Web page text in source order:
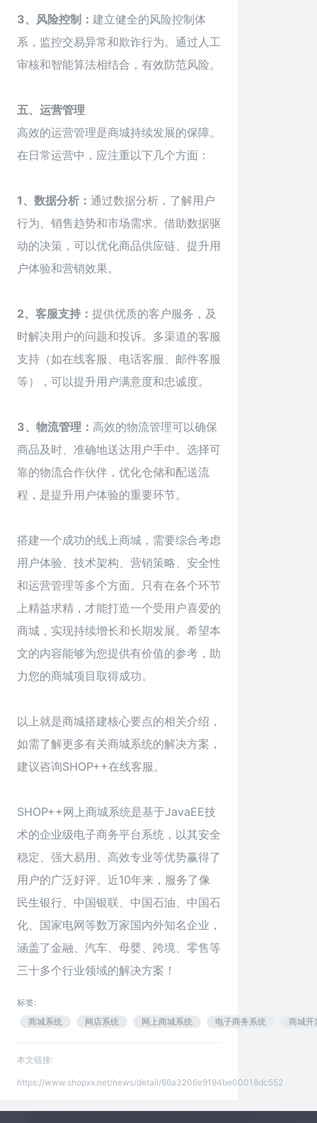
3、风险控制： 建立健全的风险控制体
系，监控交易异常和欺诈行为。通过人工
审核和智能算法相结合，有效防范风险。
五、运营管理
高效的运营管理是商城持续发展的保障。
在日常运营中，应注重以下几个方面：
1、数据分析： 通过数据分析，了解用户
行为、销售趋势和市场需求。借助数据驱
动的决策，可以优化商品供应链、提升用
户体验和营销效果。
2、客服支持： 提供优质的客户服务，及
时解决用户的问题和投诉。多渠道的客服
支持（如在线客服、电话客服、邮件客服
等），可以提升用户满意度和忠诚度。
3、物流管理： 高效的物流管理可以确保
商品及时、准确地送达用户手中。选择可
靠的物流合作伙伴，优化仓储和配送流
程，是提升用户体验的重要环节。
搭建一个成功的线上商城，需要综合考虑
用户体验、技术架构、营销策略、安全性
和运营管理等多个方面。只有在各个环节
上精益求精，才能打造一个受用户喜爱的
商城，实现持续增长和长期发展。希望本
文的内容能够为您提供有价值的参考，助
力您的商城项目取得成功。
以上就是商城搭建核心要点的相关介绍，
如需了解更多有关商城系统的解决方案，
建议咨询SHOP++在线客服。
SHOP++网上商城系统是基于JavaEE技
术的企业级电子商务平台系统，以其安全
稳定、强大易用、高效专业等优势赢得了
用户的广泛好评。近10年来，服务了像
民生银行、中国银联、中国石油、中国石
化、国家电网等数万家国内外知名企业，
涵盖了金融、汽车、母婴、跨境、零售等
三十多个行业领域的解决方案！
标签:
商城系统
网店系统 网上商城系统 电子商务系统 商城开
本文链接:
https://www.shopxx.net/news/detail/66a3206e9194be00018dc552